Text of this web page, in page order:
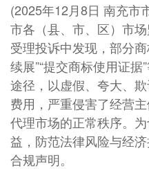
(2025年12月8日 南充市
市各（县、市、区）市
受理投诉中发现，部分
续展”“提交商标使用证
途径，以虚假、夸大、
费用，严重侵害了经营
代理市场的正常秩序。
益，防范法律风险与经
合规声明。